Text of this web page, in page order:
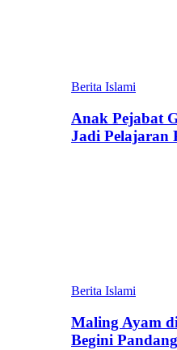
Berita Islami
Anak Pejabat
Jadi Pelajaran
Berita Islami
Maling Ayam
Begini